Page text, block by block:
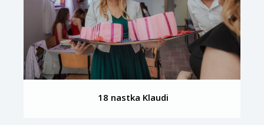
18 nastka Klaudi